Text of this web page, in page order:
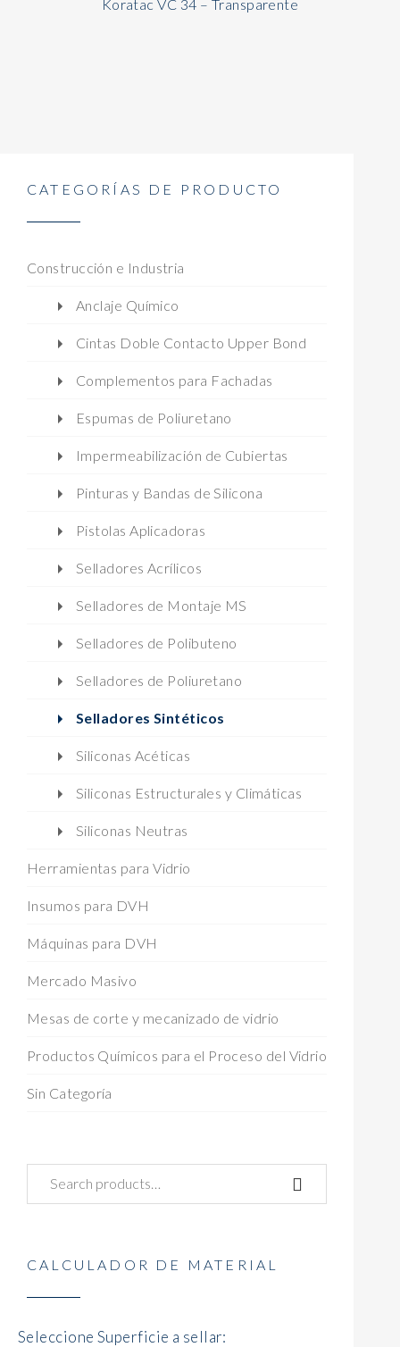
Koratac VC 34 – Transparente
CATEGORÍAS DE PRODUCTO
Construcción e Industria
Anclaje Químico
Cintas Doble Contacto Upper Bond
Complementos para Fachadas
Espumas de Poliuretano
Impermeabilización de Cubiertas
Pinturas y Bandas de Silicona
Pistolas Aplicadoras
Selladores Acrílicos
Selladores de Montaje MS
Selladores de Polibuteno
Selladores de Poliuretano
Selladores Sintéticos
Siliconas Acéticas
Siliconas Estructurales y Climáticas
Siliconas Neutras
Herramientas para Vidrio
Insumos para DVH
Máquinas para DVH
Mercado Masivo
Mesas de corte y mecanizado de vidrio
Productos Químicos para el Proceso del Vidrio
Sin Categoría
CALCULADOR DE MATERIAL
Seleccione Superficie a sellar: